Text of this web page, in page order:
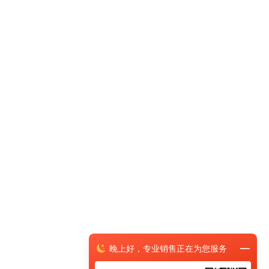
晚上好， 专业销售正在为您服务